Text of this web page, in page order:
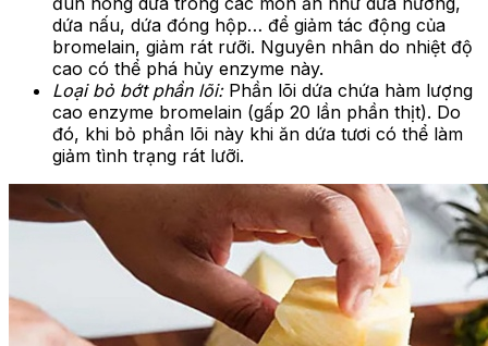
dứa nấu, dứa đóng hộp… để giảm tác động của
bromelain, giảm rát rưỡi. Nguyên nhân do nhiệt độ
cao có thể phá hủy enzyme này.
Loại bỏ bớt phần lõi: Phần lõi dứa chứa hàm lượng
cao enzyme bromelain (gấp 20 lần phần thịt). Do
đó, khi bỏ phần lõi này khi ăn dứa tươi có thể làm
giảm tình trạng rát lưỡi.